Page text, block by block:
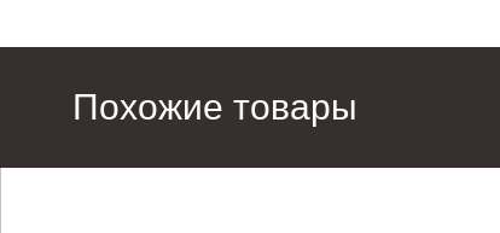
Похожие товары